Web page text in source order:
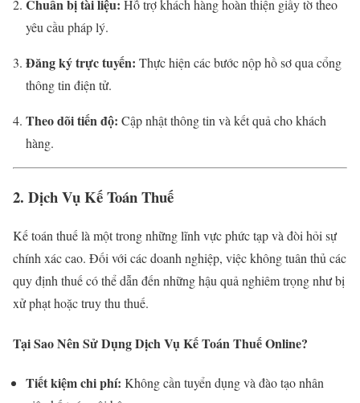
Chuẩn bị tài liệu: Hỗ trợ khách hàng hoàn thiện giấy tờ theo
yêu cầu pháp lý.
Đăng ký trực tuyến: Thực hiện các bước nộp hồ sơ qua cổng
thông tin điện tử.
Theo dõi tiến độ: Cập nhật thông tin và kết quả cho khách
hàng.
2. Dịch Vụ Kế Toán Thuế
Kế toán thuế là một trong những lĩnh vực phức tạp và đòi hỏi sự
chính xác cao. Đối với các doanh nghiệp, việc không tuân thủ các
quy định thuế có thể dẫn đến những hậu quả nghiêm trọng như bị
xử phạt hoặc truy thu thuế.
Tại Sao Nên Sử Dụng Dịch Vụ Kế Toán Thuế Online?
Tiết kiệm chi phí: Không cần tuyển dụng và đào tạo nhân